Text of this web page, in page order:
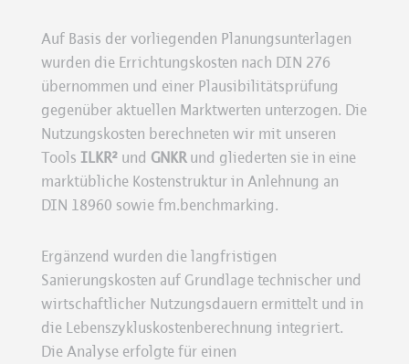
Auf Basis der vorliegenden Planungsunterlagen
wurden die Errichtungskosten nach DIN 276
übernommen und einer Plausibilitätsprüfung
gegenüber aktuellen Marktwerten unterzogen. Die
Nutzungskosten berechneten wir mit unseren
Tools ILKR²und GNKRund gliederten sie in eine
marktübliche Kostenstruktur in Anlehnung an
DIN 18960 sowie fm.benchmarking.
Ergänzend wurden die langfristigen
Sanierungskosten auf Grundlage technischer und
wirtschaftlicher Nutzungsdauern ermittelt und in
die Lebenszykluskostenberechnung integriert.
Die Analyse erfolgte für einen